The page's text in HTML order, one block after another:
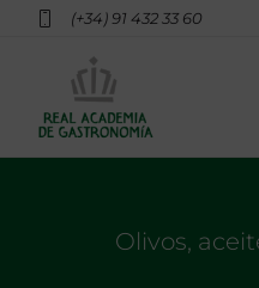
(+34) 91 432 33 60
Olivos,